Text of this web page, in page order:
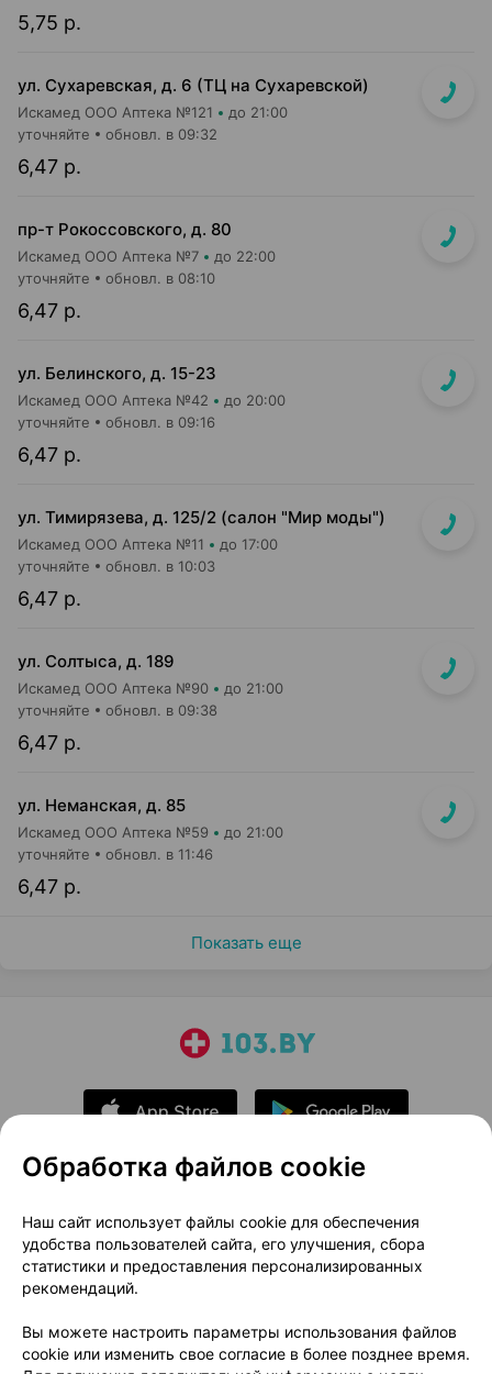
5,75 р.
ул. Сухаревская, д. 6 (ТЦ на Сухаревской)
Искамед ООО Аптека №121 до 21:00
6,47 р.
уточняйте обновл. в 09:32
пр-т Рокоссовского, д. 80
Искамед ООО Аптека №7 до 22:00
6,47 р.
уточняйте обновл. в 08:10
ул. Белинского, д. 15-23
Искамед ООО Аптека №42 до 20:00
6,47 р.
уточняйте обновл. в 09:16
ул. Тимирязева, д. 125/2 (салон "Мир моды")
Искамед ООО Аптека №11 до 17:00
6,47 р.
уточняйте обновл. в 10:03
ул. Солтыса, д. 189
Искамед ООО Аптека №90 до 21:00
6,47 р.
уточняйте обновл. в 09:38
ул. Неманская, д. 85
Искамед ООО Аптека №59 до 21:00
6,47 р.
уточняйте обновл. в 11:46
Показать еще
О проекте
Новости проекта
Размещение рекламы
Медицинский маркетинг
Публичный договор
Доставка
Способы оплаты
Вакансии
Партнеры
Обработка файлов cookie
Наш сайт использует файлы cookie для обеспечения
удобства пользователей сайта, его улучшения, сбора
статистики и предоставления персонализированных
рекомендаций.
Вы можете настроить параметры использования файлов
cookie или изменить свое согласие в более позднее время.